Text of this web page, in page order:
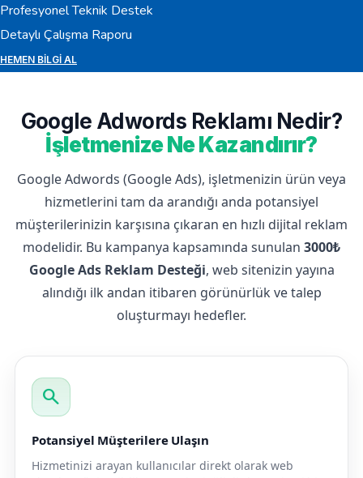
Profesyonel Teknik Destek
Detaylı Çalışma Raporu
HEMEN BILGI AL
Google Adwords Reklamı Nedir?
İşletmenize Ne Kazandırır?
Google Adwords (Google Ads), işletmenizin ürün veya
hizmetlerini tam da arandığı anda potansiyel
müşterilerinizin karşısına çıkaran en hızlı dijital reklam
modelidir. Bu kampanya kapsamında sunulan 3000₺
Google Ads Reklam Desteği, web sitenizin yayına
alındığı ilk andan itibaren görünürlük ve talep
oluşturmayı hedefler.
search
Potansiyel Müşterilere Ulaşın
Hizmetinizi arayan kullanıcılar direkt olarak web